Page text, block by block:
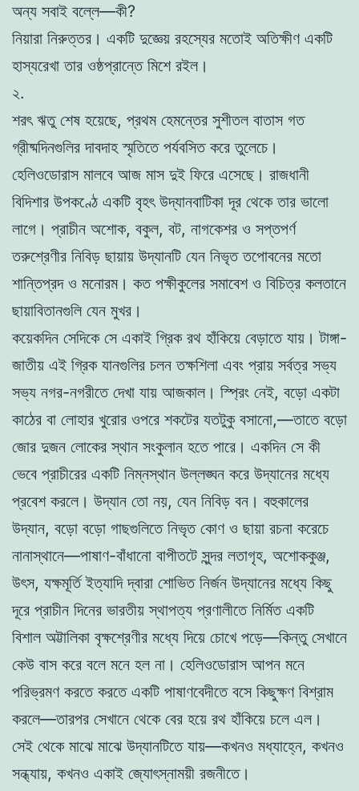
অন্য সবাই বল্লে—কী?
নিয়ারা নিরুত্তর। একটি দুজ্ঞেয় রহস্যের মতোই অতিক্ষীণ একটি
হাস্যরেখা তার ওষ্ঠপ্রান্তে মিশে রইল।
২.
শরৎ ঋতু শেষ হয়েছে, প্রথম হেমন্তের সুশীতল বাতাস গত
গ্রীষ্মদিনগুলির দাবদাহ স্মৃতিতে পর্যবসিত করে তুলেচে।
হেলিওডোরাস মালবে আজ মাস দুই ফিরে এসেছে। রাজধানী
বিদিশার উপকণ্ঠে একটি বৃহৎ উদ্যানবাটিকা দূর থেকে তার ভালো
লাগে। প্রাচীন অশোক, বকুল, বট, নাগকেশর ও সপ্তপর্ণ
তরুশ্রেণীর নিবিড় ছায়ায় উদ্যানটি যেন নিভৃত তপোবনের মতো
শান্তিপ্রদ ও মনোরম। কত পক্ষীকুলের সমাবেশ ও বিচিত্র কলতানে
ছায়াবিতানগুলি যেন মুখর।
কয়েকদিন সেদিকে সে একাই গ্রিক রথ হাঁকিয়ে বেড়াতে যায়। টাঙ্গা-
জাতীয় এই গ্রিক যানগুলির চলন তক্ষশিলা এবং প্রায় সর্বত্র সভ্য
সভ্য নগর-নগরীতে দেখা যায় আজকাল। স্প্রিং নেই, বড়ো একটা
কাঠের বা লোহার খুরোর ওপরে শকটের যতটুকু বসানো,—তাতে বড়ো
জোর দুজন লোকের স্থান সংকুলান হতে পারে। একদিন সে কী
ভেবে প্রাচীরের একটি নিম্নস্থান উল্লঙ্ঘন করে উদ্যানের মধ্যে
প্রবেশ করলে। উদ্যান তো নয়, যেন নিবিড় বন। বহুকালের
উদ্যান, বড়ো বড়ো গাছগুলিতে নিভৃত কোণ ও ছায়া রচনা করেচে
নানাস্থানে—পাষাণ-বাঁধানো বাপীতটে সুন্দর লতাগৃহ, অশোককুঞ্জ,
উৎস, যক্ষমূর্তি ইত্যাদি দ্বারা শোভিত নির্জন উদ্যানের মধ্যে কিছু
দূরে প্রাচীন দিনের ভারতীয় স্থাপত্য প্রণালীতে নির্মিত একটি
বিশাল অট্টালিকা বৃক্ষশ্রেণীর মধ্যে দিয়ে চোখে পড়ে—কিন্তু সেখানে
কেউ বাস করে বলে মনে হল না। হেলিওডোরাস আপন মনে
পরিভ্রমণ করতে করতে একটি পাষাণবেদীতে বসে কিছুক্ষণ বিশ্রাম
করলে—তারপর সেখানে থেকে বের হয়ে রথ হাঁকিয়ে চলে এল।
সেই থেকে মাঝে মাঝে উদ্যানটিতে যায়—কখনও মধ্যাহ্নে, কখনও
সন্ধ্যায়, কখনও একাই জ্যোৎস্নাময়ী রজনীতে।